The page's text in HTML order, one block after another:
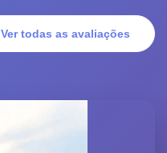
Ver todas as avaliações